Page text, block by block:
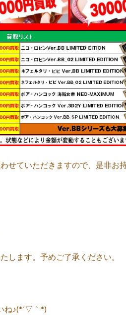
せていただきますので、是非お
します。予めご了承ください。
ね♪(*´▽｀*)